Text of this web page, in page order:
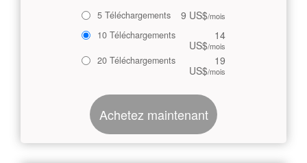
5 Téléchargements 9 US$/mois
10 Téléchargements 14
US$/mois
20 Téléchargements 19
US$/mois
Achetez maintenant